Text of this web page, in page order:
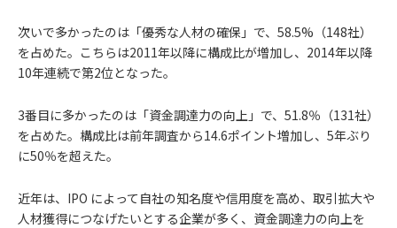
次いで多かったのは「優秀な人材の確保」で、58.5%（148社）
を占めた。こちらは2011年以降に構成比が増加し、2014年以降
10年連続で第2位となった。
3番目に多かったのは「資金調達力の向上」で、51.8％（131社）
を占めた。構成比は前年調査から14.6ポイント増加し、5年ぶり
に50％を超えた。
近年は、IPO によって自社の知名度や信用度を高め、取引拡大や
人材獲得につなげたいとする企業が多く、資金調達力の向上を